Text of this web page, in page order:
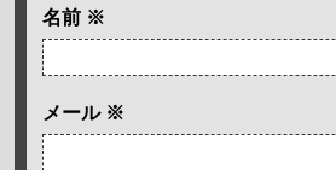
名前 ※
メール ※